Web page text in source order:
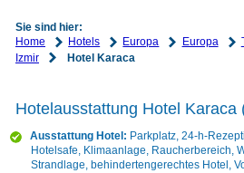
Sie sind hier:
Home
Hotels Europa Europa
Izmir
Hotel Karaca
Hotelausstattung Hotel Karaca
Ausstattung Hotel: Parkplatz, 24-h-
Hotelsafe, Klimaanlage, Raucherbereich,
Strandlage, behindertengerechtes Hotel,